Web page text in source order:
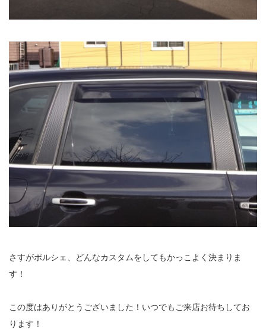
さすがポルシェ、どんなカスタムをしてもかっこよく決まりま
す！
この度はありがとうございました！いつでもご来店お待ちしてお
ります！